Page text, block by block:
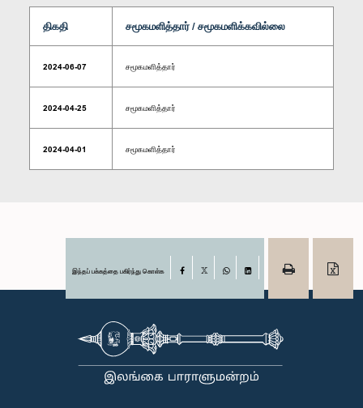
திகதி சமூகமளித்தார் / சமூகமளிக்கவில்லை
2024-06-07 சமூகமளித்தார்
2024-04-25 சமூகமளித்தார்
2024-04-01 சமூகமளித்தார்
இந்தப் பக்கத்தை பகிர்ந்து கொள்க Facebook